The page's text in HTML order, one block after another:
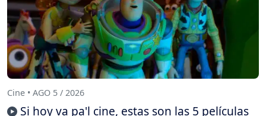
Cine • AGO 5 / 2026
Si hoy va pa'l cine, estas son las 5 películas